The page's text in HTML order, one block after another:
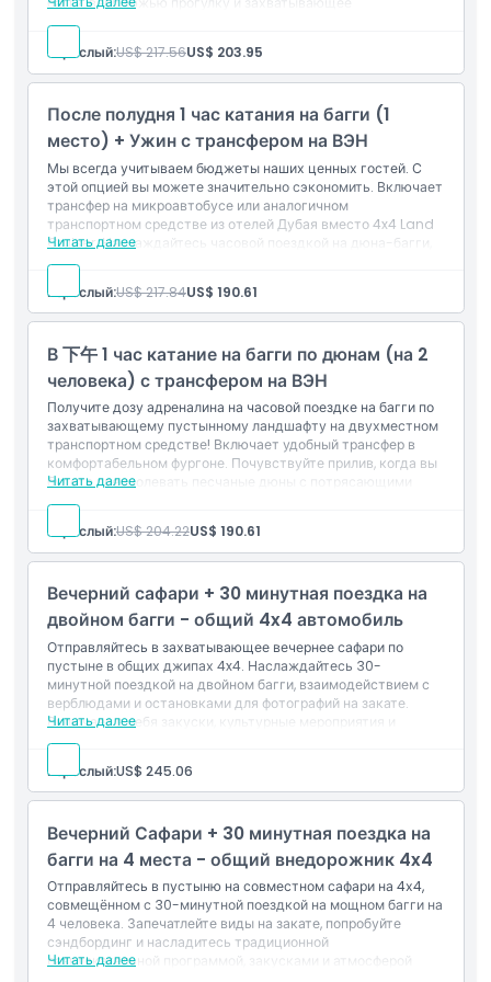
Вещи, которые нужно знать
Политика отмены
бодрствование на дюнах. Запечатлите потрясающие
насладитесь вкусным ужином на гриле. С разнообразными
активностями и развлечениями, это сафари по пустыне
Взрослый:US$ 217.56US$ 203.95
После полудня 1 час катания на багги (1
место) + Ужин с трансфером на ВЭН
Мы всегда учитываем бюджеты наших ценных гостей. С
этой опцией вы можете значительно сэкономить. Включает
трансфер на микроавтобусе или аналогичном
транспортном средстве из отелей Дубая вместо 4x4 Land
Cruiser. Наслаждайтесь часовой поездкой на дюна-багги,
за которой следует ужин и возвращение в ваш отель на
что для бронирования этой опции не требуется
минимальное количество гостей, что позволяет любому
Читать далее
Включает
Трансфер на микроавтобусе или аналогичном
транспортном средстве из отелей Дубая
Часовая поездка на дюна-багги
Ужин: Неограниченные безалкогольные напитки (чай,
кофе, вода, безалкогольные напитки), барбекю-ужин,
возможность курения шиша в уголке шиша.
Возврат в ваш отель на микроавтобусе или
аналогичном транспортном средстве.
Взрослый:US$ 217.84US$ 190.61
В 下午 1 час катание на багги по дюнам (на 2
человека) с трансфером на ВЭН
Получите дозу адреналина на часовой поездке на багги по
захватывающему пустынному ландшафту на двухместном
транспортном средстве! Включает удобный трансфер в
комфортабельном фургоне. Почувствуйте прилив, когда вы
будете преодолевать песчаные дюны с потрясающими
видами, идеально подходящими для искателей
рутины.
Читать далее
Что включено
Трансфер из отеля и обратно на фургоне
Оборудование для безопасности: шлем и очки
Бут bottled вода предоставляется
Включен инструктаж по безопасности
Экскурсия по пустыне с гидом
Взрослый:US$ 204.22US$ 190.61
Вечерний сафари + 30 минутная поездка на
двойном багги - общий 4x4 автомобиль
Отправляйтесь в захватывающее вечернее сафари по
пустыне в общих джипах 4x4. Наслаждайтесь 30-
минутной поездкой на двойном багги, взаимодействием с
верблюдами и остановками для фотографий на закате.
Включает в себя закуски, культурные мероприятия и
развлечения на сэндборде для полноценного приключения
Читать далее
Включает в себя
Поездка на двойном багги в течение 30 минут
Возможности для фотографий на закате
Сессия взаимодействия с верблюдами
Доступ к традиционному лагерю
Холодные безалкогольные напитки
Живое представление Танура
Активность на сэндборде
Пробы хной
Взрослый:US$ 245.06
Вечерний Сафари + 30 минутная поездка на
багги на 4 места - общий внедорожник 4x4
Отправляйтесь в пустыню на совместном сафари на 4х4,
совмещённом с 30-минутной поездкой на мощном багги на
4 человека. Запечатлейте виды на закате, попробуйте
сэндбординг и насладитесь традиционной
развлекательной программой, закусками и атмосферой
Читать далее